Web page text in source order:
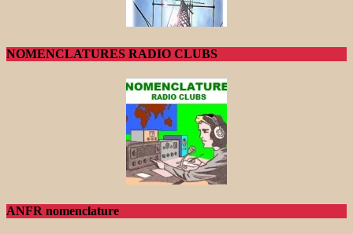
NOMENCLATURES RADIO CLUBS
ANFR nomenclature